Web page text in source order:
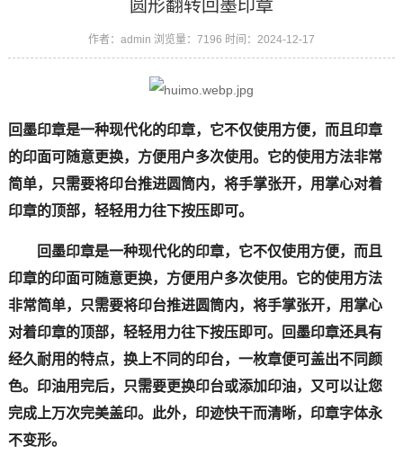
圆形翻转回墨印章
作者：admin 浏览量：7196 时间：2024-12-17
回墨印章是一种现代化的印章，它不仅使用方便，而且印章
的印面可随意更换，方便用户多次使用。它的使用方法非常
简单，只需要将印台推进圆筒内，将手掌张开，用掌心对着
印章的顶部，轻轻用力往下按压即可。
回墨印章是一种现代化的印章，它不仅使用方便，而且
印章的印面可随意更换，方便用户多次使用。它的使用方法
非常简单，只需要将印台推进圆筒内，将手掌张开，用掌心
对着印章的顶部，轻轻用力往下按压即可。回墨印章还具有
经久耐用的特点，换上不同的印台，一枚章便可盖出不同颜
色。印油用完后，只需要更换印台或添加印油，又可以让您
完成上万次完美盖印。此外，印迹快干而清晰，印章字体永
不变形。